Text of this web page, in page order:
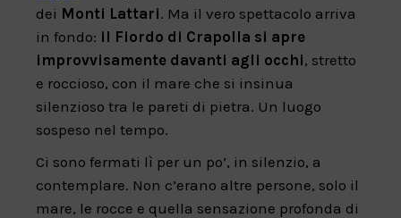
dei Monti Lattari. Ma il vero spettacolo arriva
in fondo: il Fiordo di Crapolla si apre
improvvisamente davanti agli occhi, stretto
e roccioso, con il mare che si insinua
silenzioso tra le pareti di pietra. Un luogo
sospeso nel tempo.
Ci sono fermati lì per un po’, in silenzio, a
contemplare. Non c’erano altre persone, solo il
mare, le rocce e quella sensazione profonda di